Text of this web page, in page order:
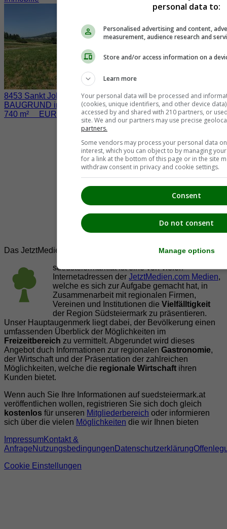
8453 Sankt Johann im Saggautal / Eichberg
BAUGRUND inkl. BAUBESCHEID
740 m² EUR 45.000.-
Das JetztMedien.com Medien Netzwerk
suedsteiermark.at ist eine von vielen
Internetadressen der JetztMedien.com Medien,
welche es sich zur Aufgabe gemacht hat, in
Zusammenarbeit mit regionalen Firmen,
Vereinen und Institutionen die Vielfälltigkeit
der Region Südsteiermark zu präsentieren.
Unser Hauptaugenmerk liegt dabei, der Bevölkerung einen
umfassenden Überblick der Möglichkeiten im
Freizeitbereich zu vermittelt. Abgerundet wird dieses
Angebot duch Informationen zur regionalen Gastronomie,
der Wirtschaft und der Präsentation der zahlreichen
Möglichkeiten, welche die regionale Wirtschaft ihren
Kunden bietet.
Wenn auch Sie Ihre Informationen auf suedsteiermark.at
veröffentlichen wollen, registrieren Sie sich doch gleich
kostenlos für unseren Mitgliederbereich oder informieren
sich über die vielen Möglichkeiten die wir Ihnen bieten
ImpressumKontakt &
AnfrageNutzungsbedingungen Datenschutzerklärung
Cookie Einstellungen
personal data to:
Personalised advertising and content,
measurement, audience research and
Store and/or access information on a
Learn more
Your personal data will be processed and
(cookies, unique identifiers, and other device
accessed by and shared with 210 partners, or
site. We and our partners may use precise
partners.
Some vendors may process your personal data
interest, which you can object to by managing
for a link at the bottom of this page or in the site
withdraw consent in privacy and cookie settings.
Consent
Do not consent
Manage options